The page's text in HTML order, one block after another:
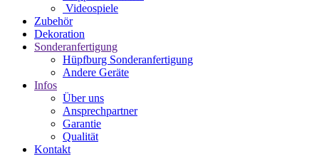
Videospiele
Zubehör
Dekoration
Sonderanfertigung
Hüpfburg Sonderanfertigung
Andere Geräte
Infos
Über uns
Ansprechpartner
Garantie
Qualität
Kontakt